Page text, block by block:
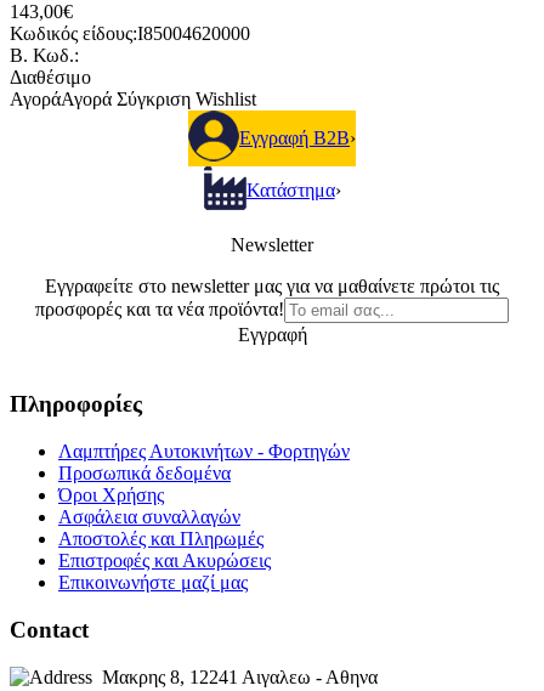
143,00€
Κωδικός είδους:I85004620000
B. Κωδ.:
Διαθέσιμο
ΑγοράΑγορά Σύγκριση Wishlist
Εγγραφή B2B›
Κατάστημα›
Newsletter
Εγγραφείτε στο newsletter μας για να μαθαίνετε πρώτοι τις
προσφορές και τα νέα προϊόντα!
Εγγραφή
Πληροφορίες
Λαμπτήρες Αυτοκινήτων - Φορτηγών
Προσωπικά δεδομένα
Όροι Χρήσης
Ασφάλεια συναλλαγών
Αποστολές και Πληρωμές
Επιστροφές και Ακυρώσεις
Επικοινωνήστε μαζί μας
Contact
Μακρης 8, 12241 Αιγαλεω - Αθηνα